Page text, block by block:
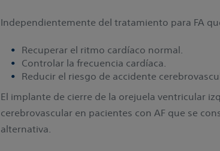
Independientemente del tratamiento para FA
Recuperar el ritmo cardíaco normal.
Controlar la frecuencia cardíaca.
Reducir el riesgo de accidente
El implante de cierre de la orejuela ventricular
cerebrovascular en pacientes con AF que se
alternativa.